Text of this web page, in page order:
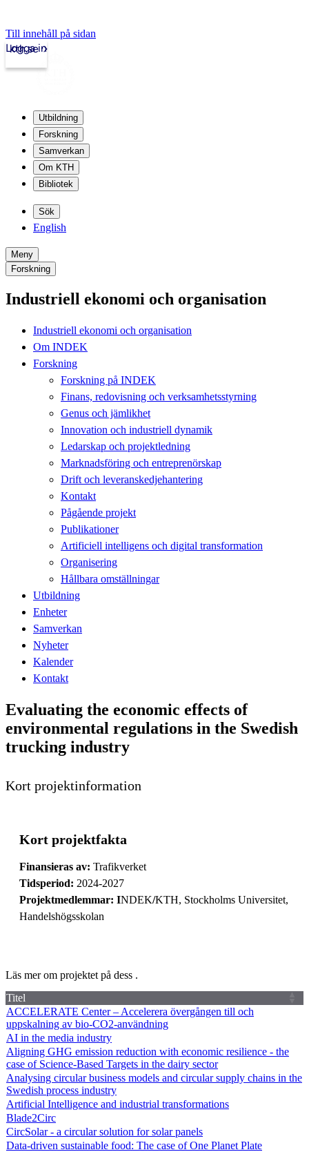
Till innehåll på sidan
kth.se
Logga in
Utbildning
Forskning
Samverkan
Om KTH
Bibliotek
Sök
English
Meny
Forskning
Industriell ekonomi och organisation
Industriell ekonomi och organisation
Om INDEK
Forskning
Forskning på INDEK
Finans, redovisning och verksamhetsstyrning
Genus och jämlikhet
Innovation och industriell dynamik
Ledarskap och projektledning
Marknadsföring och entreprenörskap
Drift och leveranskedjehantering
Kontakt
Pågående projekt
Publikationer
Artificiell intelligens och digital transformation
Organisering
Hållbara omställningar
Utbildning
Enheter
Samverkan
Nyheter
Kalender
Kontakt
Evaluating the economic effects of
environmental regulations in the Swedish
trucking industry
Kort projektinformation
Kort projektfakta
Finansieras av: Trafikverket
Tidsperiod: 2024-2027
Projektmedlemmar: INDEK/KTH, Stockholms Universitet,
Handelshögsskolan
Läs mer om projektet på dess .
Titel
ACCELERATE Center – Accelerera övergången till och
uppskalning av bio-CO2-användning
AI in the media industry
Aligning GHG emission reduction with economic resilience - the
case of Science-Based Targets in the dairy sector
Analysing circular business models and circular supply chains in the
Swedish process industry
Artificial Intelligence and industrial transformations
Blade2Circ
CircSolar - a circular solution for solar panels
Data-driven sustainable food: The case of One Planet Plate